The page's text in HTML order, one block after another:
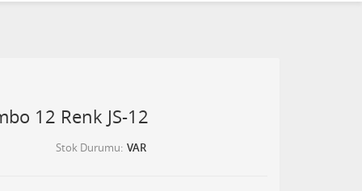
12 Renk JS-12
Stok Durumu VAR